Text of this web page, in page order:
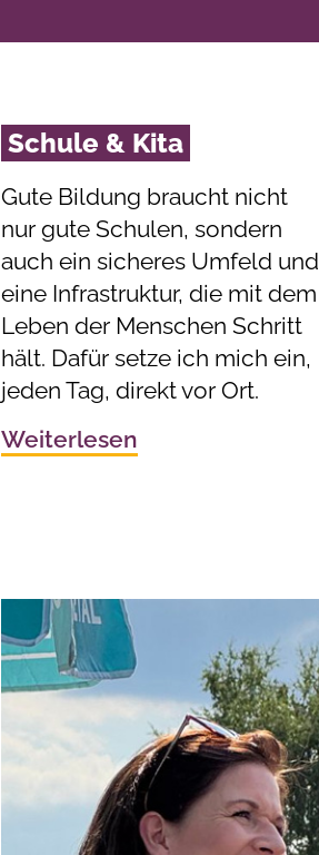
Schule & Kita
Gute Bildung braucht nicht
nur gute Schulen, sondern
auch ein sicheres Umfeld und
eine Infrastruktur, die mit dem
Leben der Menschen Schritt
hält. Dafür setze ich mich ein,
jeden Tag, direkt vor Ort.
Weiterlesen